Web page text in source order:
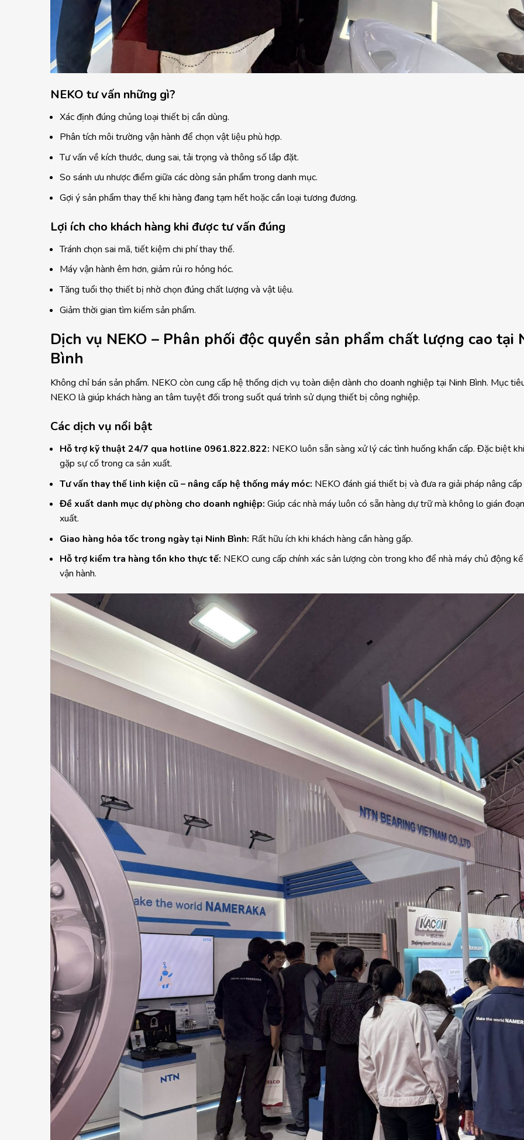
NEKO tư vấn những gì?
Xác định đúng chủng loại thiết bị cần dùng.
Phân tích môi trường vận hành để chọn vật liệu phù hợp.
Tư vấn về kích thước, dung sai, tải trọng và thông số lắp đặt.
So sánh ưu nhược điểm giữa các dòng sản phẩm trong danh mục.
Gợi ý sản phẩm thay thế khi hàng đang tạm hết hoặc cần loại tương đương.
Lợi ích cho khách hàng khi được tư vấn đúng
Tránh chọn sai mã, tiết kiệm chi phí thay thế.
Máy vận hành êm hơn, giảm rủi ro hỏng hóc.
Tăng tuổi thọ thiết bị nhờ chọn đúng chất lượng và vật liệu.
Giảm thời gian tìm kiếm sản phẩm.
Dịch vụ NEKO – Phân phối độc quyền sản phẩm chất lượng cao tại
Bình
Không chỉ bán sản phẩm. NEKO còn cung cấp hệ thống dịch vụ toàn diện dành cho doanh nghiệp tại Ninh Bình. Mục
NEKO là giúp khách hàng an tâm tuyệt đối trong suốt quá trình sử dụng thiết bị công nghiệp.
Các dịch vụ nổi bật
Hỗ trợ kỹ thuật 24/7 qua hotline 0961.822.822: NEKO luôn sẵn sàng xử lý các tình huống khẩn cấp. Đặc biệt
gặp sự cố trong ca sản xuất.
Tư vấn thay thế linh kiện cũ – nâng cấp hệ thống máy móc: NEKO đánh giá thiết bị và đưa ra giải pháp nâng
Đề xuất danh mục dự phòng cho doanh nghiệp: Giúp các nhà máy luôn có sẵn hàng dự trữ mà không lo gián
xuất.
Giao hàng hỏa tốc trong ngày tại Ninh Bình: Rất hữu ích khi khách hàng cần hàng gấp.
Hỗ trợ kiểm tra hàng tồn kho thực tế: NEKO cung cấp chính xác sản lượng còn trong kho để nhà máy chủ động
vận hành.